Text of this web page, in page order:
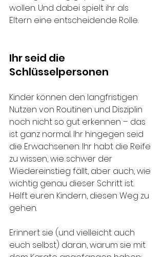
wollen. Und dabei spielt ihr als
Eltern eine entscheidende Rolle.
Ihr seid die
Schlüsselpersonen
Kinder können den langfristigen
Nutzen von Routinen und Disziplin
noch nicht so gut erkennen – das
ist ganz normal. Ihr hingegen seid
die Erwachsenen. Ihr habt die Reife
zu wissen, wie schwer der
Wiedereinstieg fällt, aber auch, wie
wichtig genau dieser Schritt ist.
Helft euren Kindern, diesen Weg zu
gehen.
Erinnert sie (und vielleicht auch
euch selbst) daran, warum sie mit